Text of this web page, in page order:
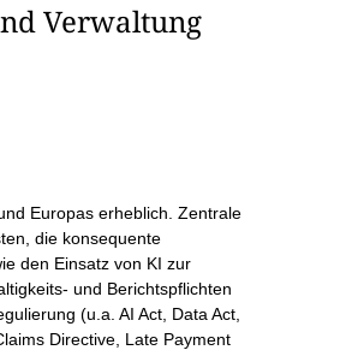
Verwaltung
Europas erheblich. Zentrale
die konsequente
den Einsatz von KI zur
und Berichtspflichten
(u.a. AI Act, Data Act,
Directive, Late Payment